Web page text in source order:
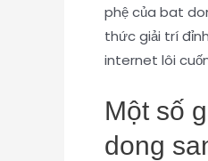
phệ của bat
thức giải trí
internet lôi
Một số
dong